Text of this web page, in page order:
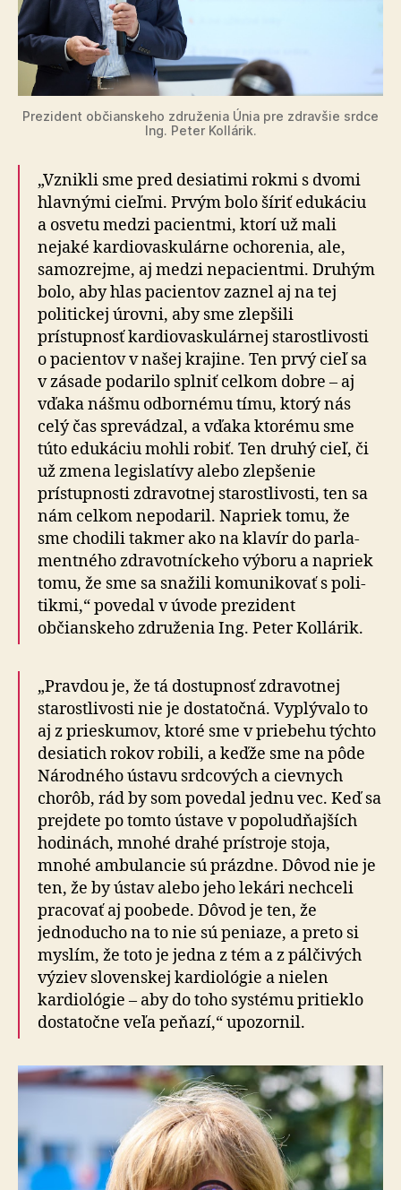
Prezident občianskeho združenia Únia pre zdravšie srdce
Ing. Peter Kollárik.
„Vznikli sme pred desiatimi rokmi s dvomi
hlavnými cieľmi. Prvým bolo šíriť edukáciu
a osvetu medzi pacientmi, ktorí už mali
nejaké kar­dio­vasku­lárne ochorenia, ale,
samo­zrejme, aj medzi ne­pa­cientmi. Druhým
bolo, aby hlas pacientov zaznel aj na tej
politickej úrovni, aby sme zlepšili
prístupnosť kar­dio­vasku­lár­nej sta­rostli­vosti
o pacientov v našej krajine. Ten prvý cieľ sa
v zásade podarilo splniť celkom dobre – aj
vďaka nášmu odbornému tímu, ktorý nás
celý čas sprevádzal, a vďaka ktorému sme
túto edukáciu mohli robiť. Ten druhý cieľ, či
už zmena legislatívy alebo zlepšenie
prístupnosti zdravotnej starostlivosti, ten sa
nám celkom nepodaril. Napriek tomu, že
sme chodili takmer ako na klavír do par­la­
men­tného zdra­vot­níc­keho výboru a napriek
tomu, že sme sa snažili ko­mu­ni­ko­vať s po­li­
tikmi,“ povedal v úvode prezident
občianskeho zdru­že­nia Ing. Peter Kollárik.
„Pravdou je, že tá dostupnosť zdravotnej
starostlivosti nie je dosta­točná. Vyplývalo to
aj z prieskumov, ktoré sme v priebehu týchto
desiatich rokov robili, a keďže sme na pôde
Národného ústavu srdcových a cievnych
chorôb, rád by som povedal jednu vec. Keď sa
prejdete po tomto ústave v popoludňajších
hodinách, mnohé drahé prístroje stoja,
mnohé ambulancie sú prázdne. Dôvod nie je
ten, že by ústav alebo jeho lekári nechceli
pracovať aj poobede. Dôvod je ten, že
jednoducho na to nie sú peniaze, a preto si
myslím, že toto je jedna z tém a z pálčivých
výziev slovenskej kardiológie a nielen
kardiológie – aby do toho systému pritieklo
dostatočne veľa peňazí,“ upozornil.